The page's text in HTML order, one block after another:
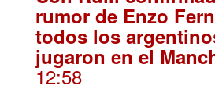
rumor de Enzo
todos los
jugaron en el
12:58